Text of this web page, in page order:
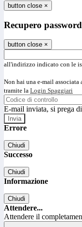
button close ×
Recupero password
button close ×
all'indirizzo indicato con le
Non hai una e-mail
tramite la Login Spaggiari
E-mail inviata, si prega
Errore
Chiudi
Successo
Chiudi
Informazione
Chiudi
Attendere...
Attendere il